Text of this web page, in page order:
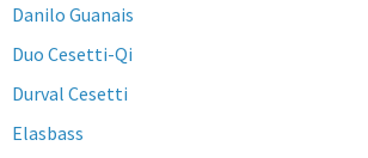
Danilo Guanais
Duo Cesetti-Qi
Durval Cesetti
Elasbass